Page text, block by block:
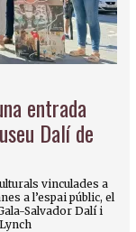
entrada
Dalí de
vinculades a
a l’espai públic, el
Salvador Dalí i